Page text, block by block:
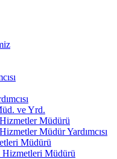
ve Yrd.
Müdürü
Müdür Yardımcısı
Müdürü
Hizmetleri Müdürü